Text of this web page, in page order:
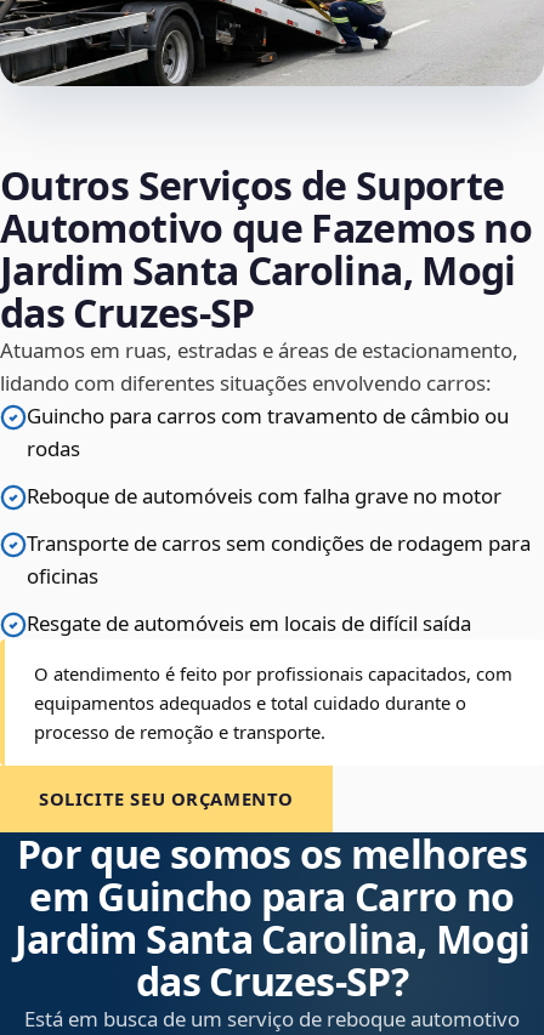
Outros Serviços de Suporte
Automotivo que Fazemos no
Jardim Santa Carolina, Mogi
das Cruzes‑SP
Atuamos em ruas, estradas e áreas de estacionamento,
lidando com diferentes situações envolvendo carros:
Guincho para carros com travamento de câmbio ou
rodas
Reboque de automóveis com falha grave no motor
Transporte de carros sem condições de rodagem para
oficinas
Resgate de automóveis em locais de difícil saída
O atendimento é feito por profissionais capacitados, com
equipamentos adequados e total cuidado durante o
processo de remoção e transporte.
SOLICITE SEU ORÇAMENTO
Por que somos os melhores
em Guincho para Carro no
Jardim Santa Carolina, Mogi
das Cruzes‑SP?
Está em busca de um serviço de reboque automotivo